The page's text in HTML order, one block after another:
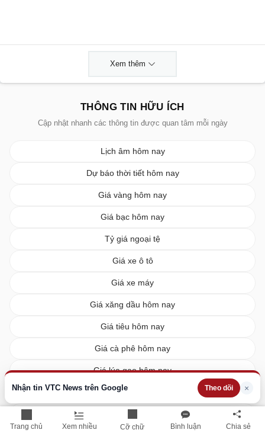
Trang chủ Xem nhiều Cỡ chữ Bình luận Chia sẻ
Nhận tin VTC News trên Google Theo dõi ×
Xem thêm
THÔNG TIN HỮU ÍCH
Cập nhật nhanh các thông tin được quan tâm mỗi ngày
Lịch âm hôm nay
Dự báo thời tiết hôm nay
Giá vàng hôm nay
Giá bạc hôm nay
Tỷ giá ngoại tệ
Giá xe ô tô
Giá xe máy
Giá xăng dầu hôm nay
Giá tiêu hôm nay
Giá cà phê hôm nay
Giá lúa gạo hôm nay
XSMN hôm nay